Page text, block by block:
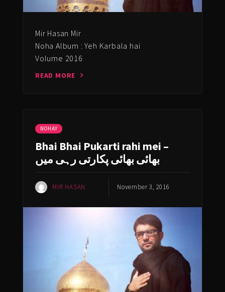
Mir Hasan Mir
Noha Album : Yeh Karbala hai
Volume 2016
READ MORE
NOHAY
Bhai Bhai Pukarti rahi mei –
بھائی بھائی پکارتی رہی میں
MIR HASAN November 3, 2016